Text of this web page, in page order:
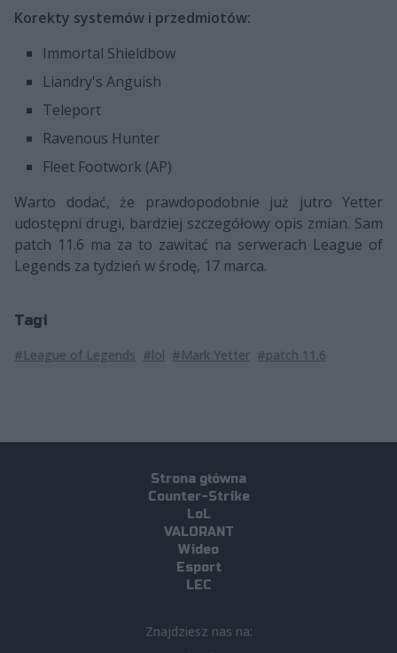
Korekty systemów i przedmiotów:
Immortal Shieldbow
Liandry's Anguish
Teleport
Ravenous Hunter
Fleet Footwork (AP)
Warto dodać, że prawdopodobnie już jutro Yetter
udostępni drugi, bardziej szczegółowy opis zmian. Sam
patch 11.6 ma za to zawitać na serwerach League of
Legends za tydzień w środę, 17 marca.
Tagi
#League of Legends #lol #Mark Yetter #patch 11.6
Strona główna
Counter-Strike
LoL
VALORANT
Wideo
Esport
LEC
Znajdziesz nas na: